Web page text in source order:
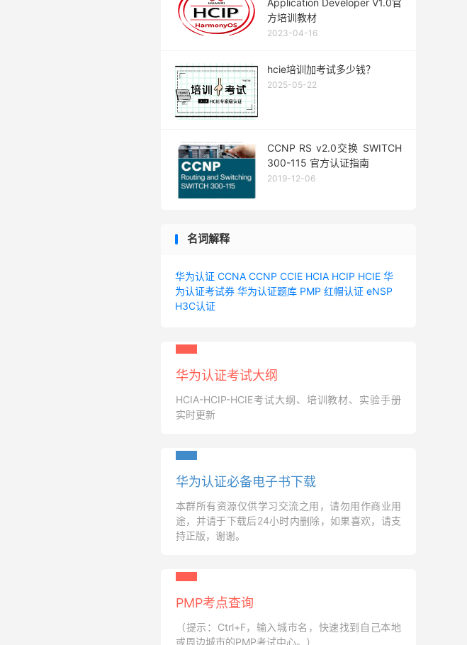
Application Developer V1.0官
方培训教材
2023-04-16
hcie培训加考试多少钱？
2025-05-22
CCNP RS v2.0交换 SWITCH
300-115 官方认证指南
2019-12-06
名词解释
华为认证 CCNA CCNP CCIE HCIA HCIP HCIE 华
为认证考试券 华为认证题库 PMP 红帽认证 eNSP
H3C认证
华为认证考试大纲
HCIA-HCIP-HCIE考试大纲、培训教材、实验手册
实时更新
华为认证必备电子书下载
本群所有资源仅供学习交流之用，请勿用作商业用
途，并请于下载后24小时内删除，如果喜欢，请支
持正版，谢谢。
PMP考点查询
（提示：Ctrl+F，输入城市名，快速找到自己本地
或周边城市的PMP考试中心。）